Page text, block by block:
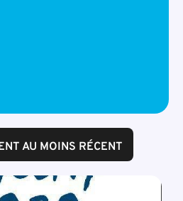
AU MOINS RÉCENT